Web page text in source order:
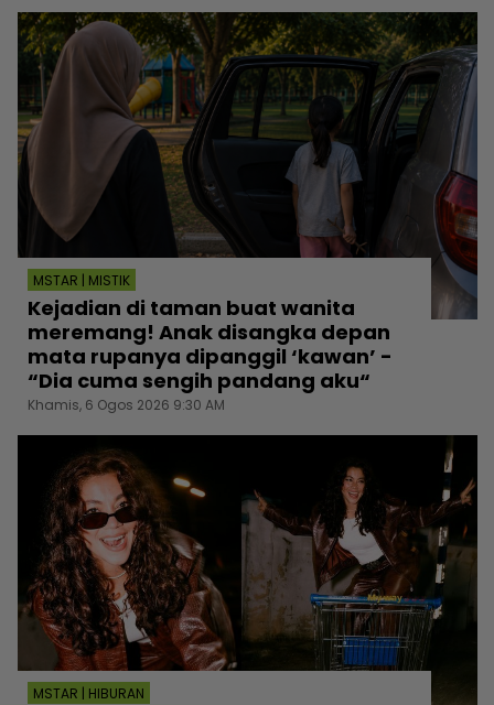
MSTAR | MISTIK
Kejadian di taman buat wanita
meremang! Anak disangka depan
mata rupanya dipanggil ‘kawan’ -
“Dia cuma sengih pandang aku“
Khamis, 6 Ogos 2026 9:30 AM
MSTAR | HIBURAN